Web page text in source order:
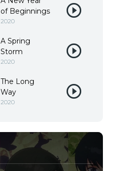
of Beginnings
2020
A Spring
Storm
2020
The Long
Way
2020